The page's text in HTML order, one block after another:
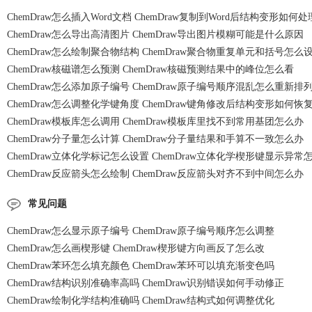
ChemDraw怎么插入Word文档 ChemDraw复制到Word后结构变形如何处
ChemDraw怎么导出高清图片 ChemDraw导出图片模糊可能是什么原因
ChemDraw怎么绘制聚合物结构 ChemDraw聚合物重复单元和括号怎么
ChemDraw核磁谱怎么预测 ChemDraw核磁预测结果中的峰位怎么看
ChemDraw怎么添加原子编号 ChemDraw原子编号顺序混乱怎么重新排列
ChemDraw怎么调整化学键角度 ChemDraw键角修改后结构变形如何恢复
ChemDraw模板库怎么调用 ChemDraw模板库里找不到常用基团怎么办
ChemDraw分子量怎么计算 ChemDraw分子量结果和手算不一致怎么办
ChemDraw立体化学标记怎么设置 ChemDraw立体化学楔形键显示异常
ChemDraw反应箭头怎么绘制 ChemDraw反应箭头对齐不到中间怎么办
常见问题
ChemDraw怎么显示原子编号 ChemDraw原子编号顺序怎么调整
ChemDraw怎么画楔形键 ChemDraw楔形键方向画反了怎么改
ChemDraw苯环怎么填充颜色 ChemDraw苯环可以填充渐变色吗
ChemDraw结构识别准确率高吗 ChemDraw识别错误如何手动修正
ChemDraw绘制化学结构准确吗 ChemDraw结构式如何调整优化